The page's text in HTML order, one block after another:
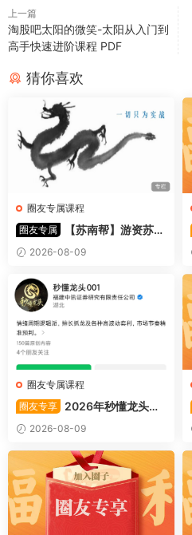
上一篇
淘股吧太阳的微笑-太阳从入门到
高手快速进阶课程 PDF
猜你喜欢
圈友专属课程
圈友专属
【苏南帮】游资苏南
帮资金情绪模式-强势股 视频
44文件
2026-08-09
圈友专属课程
圈友专享
2026年秒懂龙头股
001训练营内部课件资料
2026-08-09